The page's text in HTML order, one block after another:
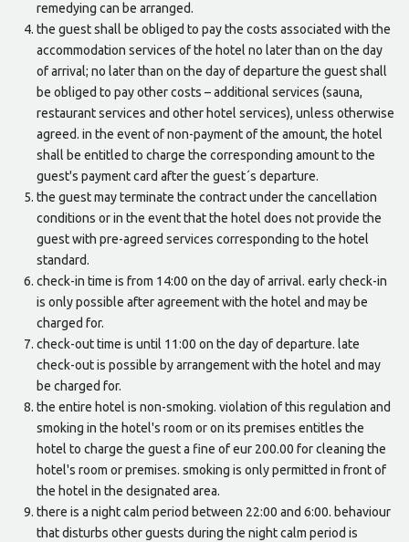
remedying can be arranged.
the guest shall be obliged to pay the costs associated with the
accommodation services of the hotel no later than on the day
of arrival; no later than on the day of departure the guest shall
be obliged to pay other costs – additional services (sauna,
restaurant services and other hotel services), unless otherwise
agreed. in the event of non-payment of the amount, the hotel
shall be entitled to charge the corresponding amount to the
guest's payment card after the guest´s departure.
the guest may terminate the contract under the cancellation
conditions or in the event that the hotel does not provide the
guest with pre-agreed services corresponding to the hotel
standard.
check-in time is from 14:00 on the day of arrival. early check-in
is only possible after agreement with the hotel and may be
charged for.
check-out time is until 11:00 on the day of departure. late
check-out is possible by arrangement with the hotel and may
be charged for.
the entire hotel is non-smoking. violation of this regulation and
smoking in the hotel's room or on its premises entitles the
hotel to charge the guest a fine of eur 200.00 for cleaning the
hotel's room or premises. smoking is only permitted in front of
the hotel in the designated area.
there is a night calm period between 22:00 and 6:00. behaviour
that disturbs other guests during the night calm period is